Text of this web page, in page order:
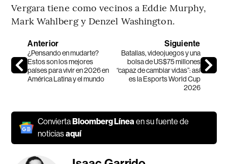
Vergara tiene como vecinos a Eddie Murphy,
Mark Wahlberg y Denzel Washington.
Anterior
¿Pensando en mudarte?
Estos son los mejores
países para vivir en 2026 en
América Latina y el mundo
Siguiente
Batallas, videojuegos y una
bolsa de US$75 millones
“capaz de cambiar vidas”: así
es la Esports World Cup
2026
ConviertaBloomberg Línea en su fuente de
noticiasaquí